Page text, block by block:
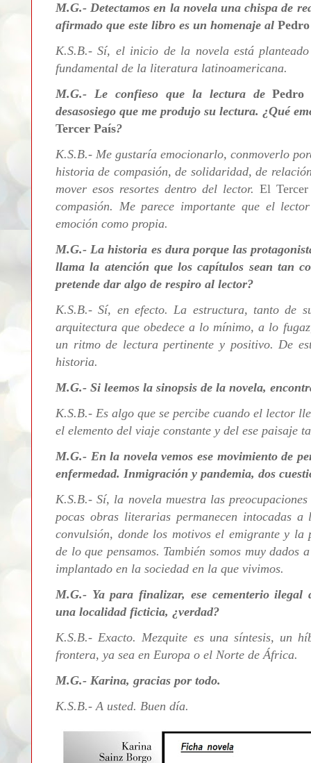
M.G.- Detectamos en la novela una chispa de
afirmado que este libro es un homenaje al
K.S.B.- Sí, el inicio de la novela está
fundamental de la literatura latinoamericana.
M.G.- Le confieso que la lectura dePedro
desasosiego que me produjo su lectura. ¿Qué
Tercer País?
K.S.B.- Me gustaría emocionarlo, conmoverlo
historia de compasión, de solidaridad, de
mover esos resortes dentro del lector. El Tercer
compasión. Me parece importante que el
emoción como propia.
M.G.- La historia es dura porque las
llama la atención que los capítulos sean tan
pretende dar algo de respiro al lector?
K.S.B.- Sí, en efecto. La estructura, tanto de
arquitectura que obedece a lo mínimo, a lo
un ritmo de lectura pertinente y positivo. De
historia.
M.G.- Si leemos la sinopsis de la novela,
K.S.B.- Es algo que se percibe cuando el lector
el elemento del viaje constante y del ese paisaje
M.G.- En la novela vemos ese movimiento de
enfermedad. Inmigración y pandemia, dos
K.S.B.- Sí, la novela muestra las
pocas obras literarias permanecen intocadas
convulsión, donde los motivos el emigrante y la
de lo que pensamos. También somos muy
implantado en la sociedad en la que vivimos.
M.G.- Ya para finalizar, ese cementerio ilegal
una localidad ficticia, ¿verdad?
K.S.B.- Exacto. Mezquite es una síntesis, un
frontera, ya sea en Europa o el Norte de África.
M.G.- Karina, gracias por todo.
K.S.B.- A usted. Buen día.